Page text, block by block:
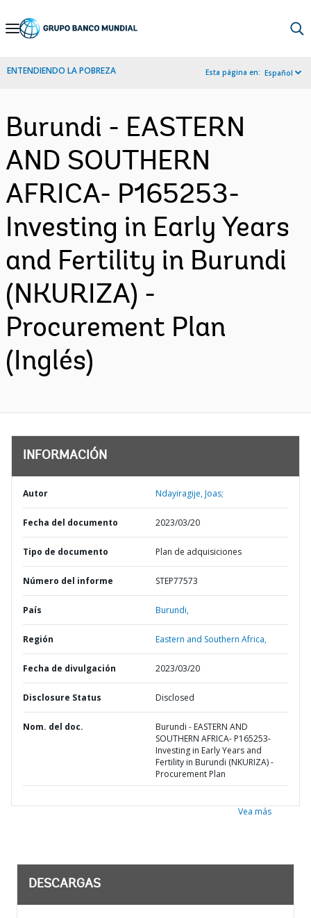
Skip
Navigation
ENTENDIENDO LA POBREZA Esta página en: Español
Burundi - EASTERN
AND SOUTHERN
AFRICA- P165253-
Investing in Early Years
and Fertility in Burundi
(NKURIZA) -
Procurement Plan
(Inglés)
INFORMACIÓN
Autor Ndayiragije, Joas;
Fecha del documento 2023/03/20
Tipo de documento Plan de adquisiciones
Número del informe STEP77573
País Burundi,
Región Eastern and Southern Africa,
Fecha de divulgación 2023/03/20
Disclosure Status Disclosed
Nom. del doc.
Burundi - EASTERN AND
SOUTHERN AFRICA- P165253-
Investing in Early Years and
Fertility in Burundi (NKURIZA) -
Procurement Plan
Vea más
DESCARGAS